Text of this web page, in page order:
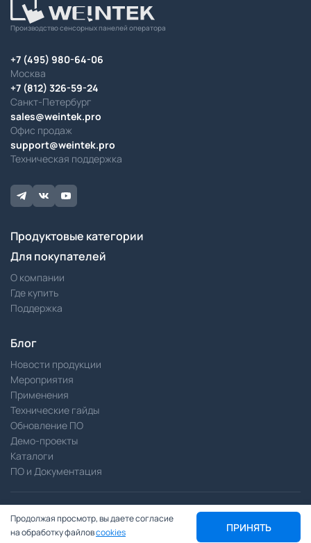
Производство сенсорных панелей оператора
Москва
+7 (495) 980-64-06
Офис продаж
sales@weintek.pro
Санкт-Петербург
+7 (812) 326-59-24
Техническая поддержка
support@weintek.pro
Продуктовые категории
Для покупателей
О компании
Где купить
Поддержка
Блог
Новости продукции
Мероприятия
Применения
Технические гайды
Обновление ПО
Демо-проекты
Каталоги
ПО и Документация
Политика конфиденциальности
© 2007—2026 weintek.pro
Pitch
Продолжая просмотр, вы даете согласие
на обработку файловcookies ПРИНЯТЬ